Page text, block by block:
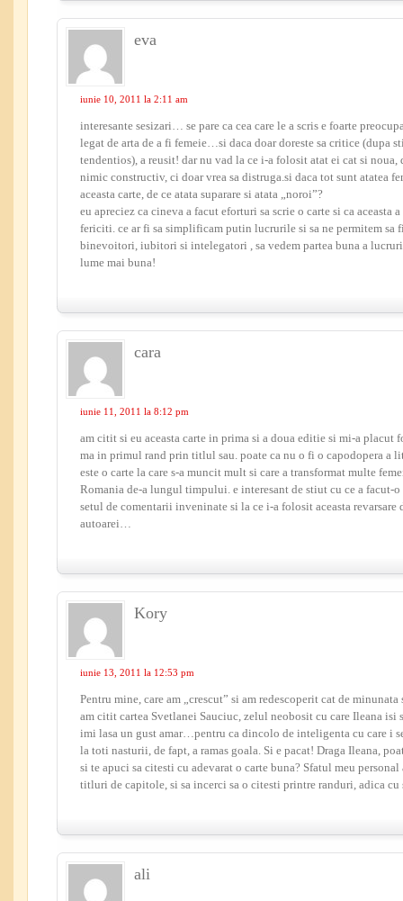
eva
iunie 10, 2011 la 2:11 am
interesante sesizari… se pare ca cea care le a scris e foarte
legat de arta de a fi femeie…si daca doar doreste sa critice (dupa
tendentios), a reusit! dar nu vad la ce i-a folosit atat ei cat si noua,
nimic constructiv, ci doar vrea sa distruga.si daca tot sunt atatea
aceasta carte, de ce atata suparare si atata „noroi”?
eu apreciez ca cineva a facut eforturi sa scrie o carte si ca aceasta
fericiti. ce ar fi sa simplificam putin lucrurile si sa ne permitem
binevoitori, iubitori si intelegatori , sa vedem partea buna a
lume mai buna!
cara
iunie 11, 2011 la 8:12 pm
am citit si eu aceasta carte in prima si a doua editie si mi-a placut
ma in primul rand prin titlul sau. poate ca nu o fi o capodopera a
este o carte la care s-a muncit mult si care a transformat multe
Romania de-a lungul timpului. e interesant de stiut cu ce a facut-o
setul de comentarii inveninate si la ce i-a folosit aceasta revarsare
autoarei…
Kory
iunie 13, 2011 la 12:53 pm
Pentru mine, care am „crescut” si am redescoperit cat de
am citit cartea Svetlanei Sauciuc, zelul neobosit cu care Ileana isi
imi lasa un gust amar…pentru ca dincolo de inteligenta cu care i
la toti nasturii, de fapt, a ramas goala. Si e pacat! Draga Ileana,
si te apuci sa citesti cu adevarat o carte buna? Sfatul meu
titluri de capitole, si sa incerci sa o citesti printre randuri, adica
ali